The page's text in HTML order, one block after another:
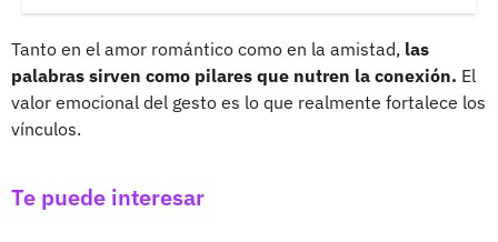
Tanto en el amor romántico como en la amistad, las
palabras sirven como pilares que nutren la conexión. El
valor emocional del gesto es lo que realmente fortalece los
vínculos.
Te puede interesar